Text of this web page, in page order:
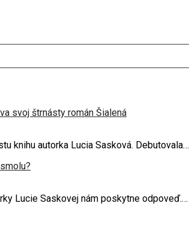
svoj štrnásty román Šialená
knihu autorka Lucia Sasková. Debutovala…
Lucie Saskovej nám poskytne odpoveď.…